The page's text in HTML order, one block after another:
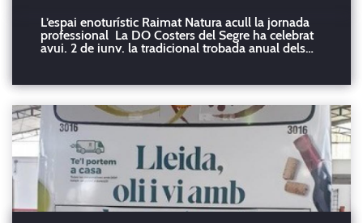
L’espai enoturístic Raimat Natura acull la jornada
professional La DO Costers del Segre ha celebrat
avui, 2 de juny, la tradicional trobada anual dels
tres anys i que ara es reprèn. La jornada professio